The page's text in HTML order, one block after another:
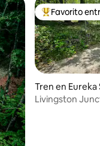
Favorito entre
Favorito
Tren en Eureka
Livingston